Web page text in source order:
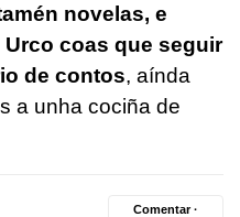
novelas, e
coas que seguir
de contos, aínda
a unha cociña de
Comentar ·